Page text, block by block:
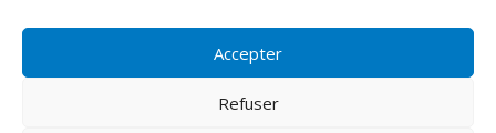
Accepter
Refuser